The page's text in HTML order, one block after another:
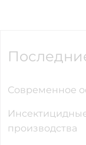
Современное
производства